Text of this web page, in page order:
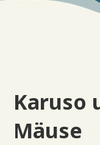
Karuso
Mäuse